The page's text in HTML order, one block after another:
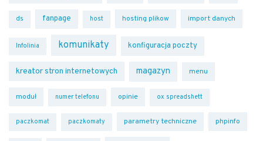
ds fanpage host hosting plikow import danych
Infolinia komunikaty konfiguracja poczty
kreator stron internetowych magazyn menu
moduł numer telefonu opinie ox spreadshett
paczkomat paczkomaty parametry techniczne phpinfo